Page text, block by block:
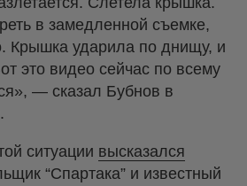
в замедленной съемке,
Крышка ударила по днищу, и
это видео сейчас по всему
— сказал Бубнов в
ситуации высказался
“Спартака” и известный